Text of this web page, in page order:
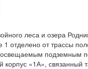
леса и озера
отделено от трассы
освещаемым подземным
«1А», связанный